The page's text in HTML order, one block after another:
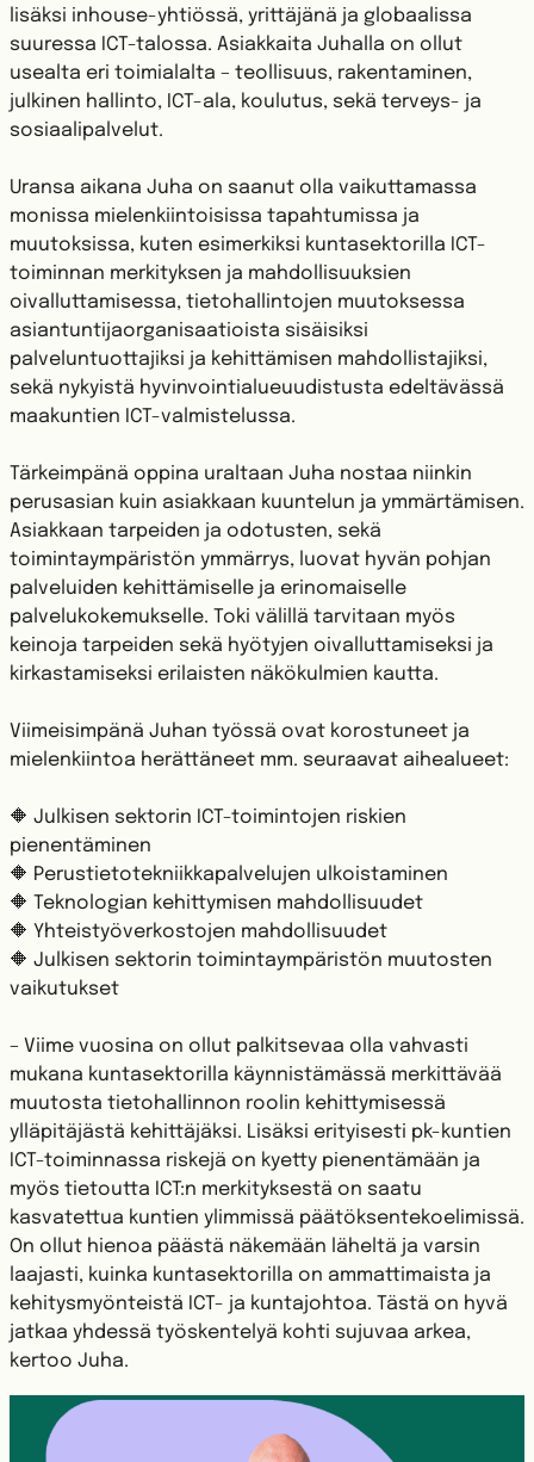
lisäksi inhouse-yhtiössä, yrittäjänä ja globaalissa
suuressa ICT-talossa. Asiakkaita Juhalla on ollut
usealta eri toimialalta – teollisuus, rakentaminen,
julkinen hallinto, ICT-ala, koulutus, sekä terveys- ja
sosiaalipalvelut.
Uransa aikana Juha on saanut olla vaikuttamassa
monissa mielenkiintoisissa tapahtumissa ja
muutoksissa, kuten esimerkiksi kuntasektorilla ICT-
toiminnan merkityksen ja mahdollisuuksien
oivalluttamisessa, tietohallintojen muutoksessa
asiantuntijaorganisaatioista sisäisiksi
palveluntuottajiksi ja kehittämisen mahdollistajiksi,
sekä nykyistä hyvinvointialueuudistusta edeltävässä
maakuntien ICT-valmistelussa.
Tärkeimpänä oppina uraltaan Juha nostaa niinkin
perusasian kuin asiakkaan kuuntelun ja ymmärtämisen.
Asiakkaan tarpeiden ja odotusten, sekä
toimintaympäristön ymmärrys, luovat hyvän pohjan
palveluiden kehittämiselle ja erinomaiselle
palvelukokemukselle. Toki välillä tarvitaan myös
keinoja tarpeiden sekä hyötyjen oivalluttamiseksi ja
kirkastamiseksi erilaisten näkökulmien kautta.
Viimeisimpänä Juhan työssä ovat korostuneet ja
mielenkiintoa herättäneet mm. seuraavat aihealueet:
🔶 Julkisen sektorin ICT-toimintojen riskien
pienentäminen
🔶 Perustietotekniikkapalvelujen ulkoistaminen
🔶 Teknologian kehittymisen mahdollisuudet
🔶 Yhteistyöverkostojen mahdollisuudet
🔶 Julkisen sektorin toimintaympäristön muutosten
vaikutukset
– Viime vuosina on ollut palkitsevaa olla vahvasti
mukana kuntasektorilla käynnistämässä merkittävää
muutosta tietohallinnon roolin kehittymisessä
ylläpitäjästä kehittäjäksi. Lisäksi erityisesti pk-kuntien
ICT-toiminnassa riskejä on kyetty pienentämään ja
myös tietoutta ICT:n merkityksestä on saatu
kasvatettua kuntien ylimmissä päätöksentekoelimissä.
On ollut hienoa päästä näkemään läheltä ja varsin
laajasti, kuinka kuntasektorilla on ammattimaista ja
kehitysmyönteistä ICT- ja kuntajohtoa. Tästä on hyvä
jatkaa yhdessä työskentelyä kohti sujuvaa arkea,
kertoo Juha.